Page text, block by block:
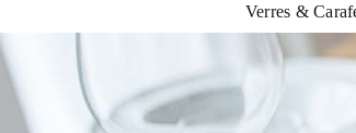
Verres &